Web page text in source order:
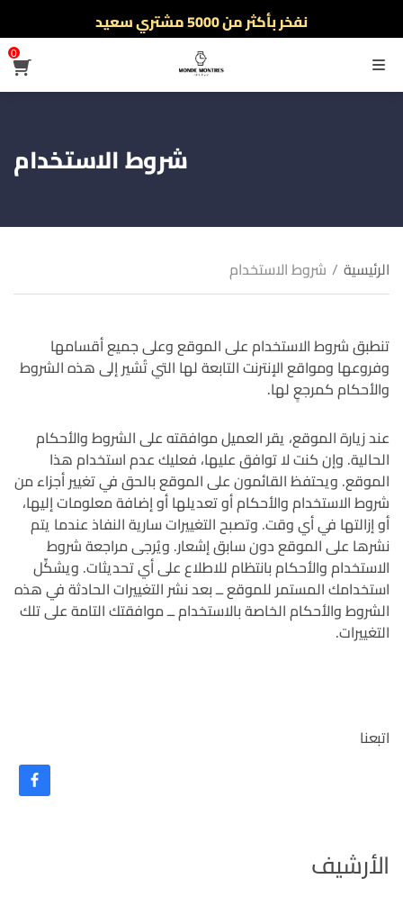
نفخر بأكثر من 5000 مشتري سعيد
أطلب الآن والدفع فقط عند استلام المنتج
القائمة
0
شروط الاستخدام
الرئيسية / شروط الاستخدام
تنطبق شروط الاستخدام على الموقع وعلى جميع أقسامها
وفروعها ومواقع الإنترنت التابعة لها التي تُشير إلى هذه الشروط
والأحكام كمرجعٍ لها.
عند زيارة الموقع، يقر العميل موافقته على الشروط والأحكام
الحالية. وإن كنت لا توافق عليها، فعليك عدم استخدام هذا
الموقع. ويحتفظ القائمون على الموقع بالحق في تغيير أجزاء من
شروط الاستخدام والأحكام أو تعديلها أو إضافة معلومات إليها،
أو إزالتها في أي وقت. وتصبح التغييرات سارية النفاذ عندما يتم
نشرها على الموقع دون سابق إشعار. ويُرجى مراجعة شروط
الاستخدام والأحكام بانتظام للاطلاع على أي تحديثات. ويشكِّل
استخدامك المستمر للموقع ــ بعد نشر التغييرات الحادثة في هذه
الشروط والأحكام الخاصة بالاستخدام ــ موافقتك التامة على تلك
التغييرات.
اتبعنا
الأرشيف